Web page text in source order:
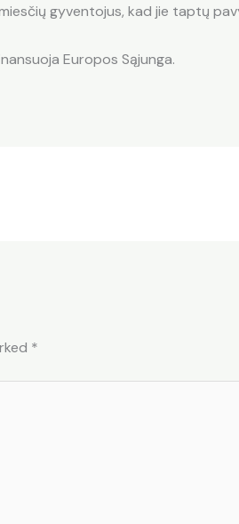
gyventojus, kad jie taptų
Europos Sąjunga.
*